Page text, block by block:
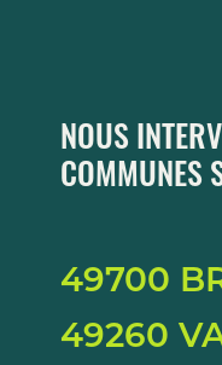
NOUS
COMMUNES
49700
49260